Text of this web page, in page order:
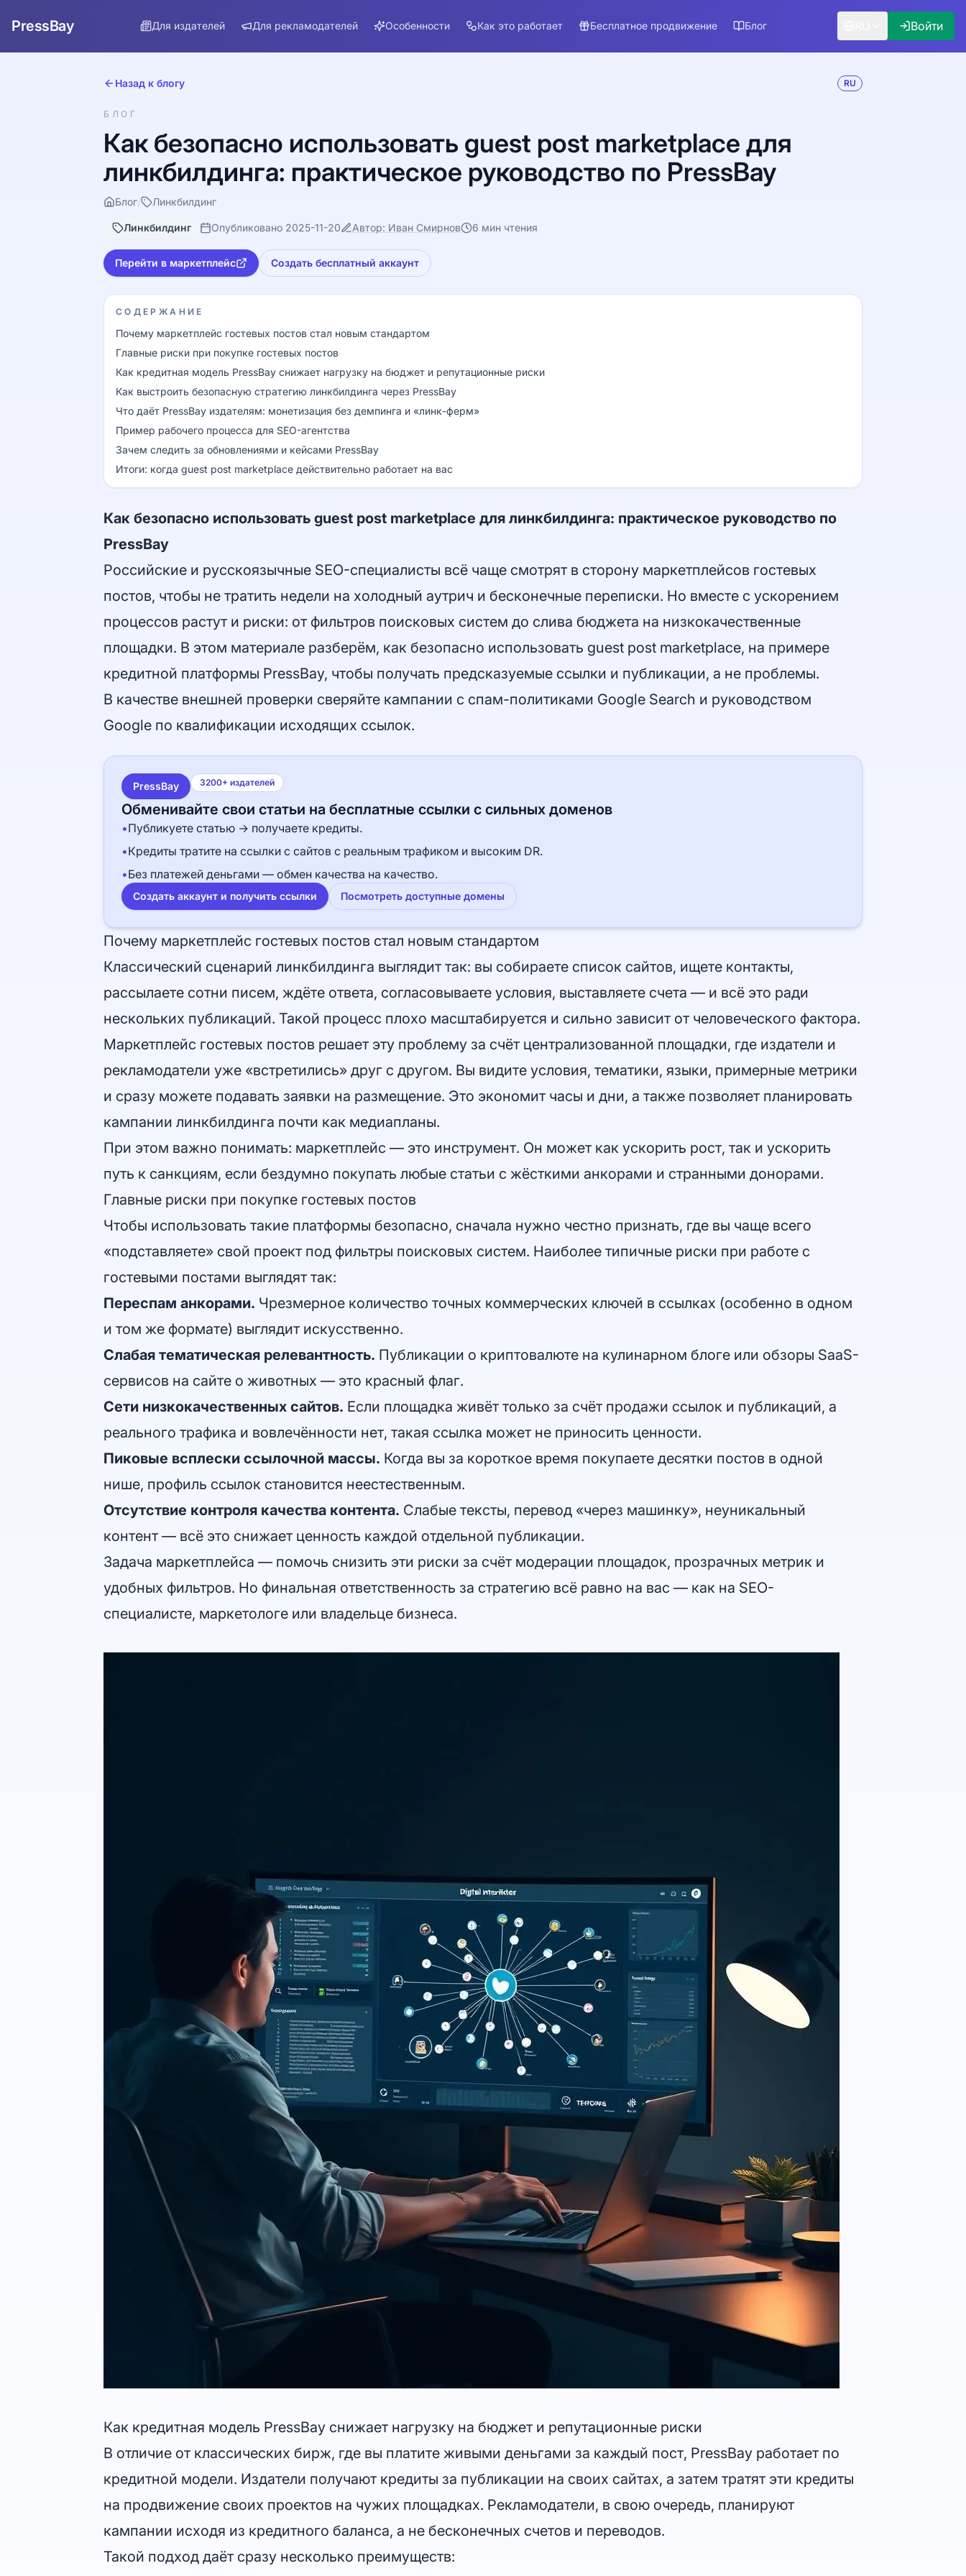
PressBay Для издателей Для рекламодателей Особенности Как это работает Бесплатное продвижение Блог Войти
Назад к блогу RU
БЛОГ
Как безопасно использовать guest post marketplace для
линкбилдинга: практическое руководство по PressBay
Блог/ Линкбилдинг
Линкбилдинг Опубликовано 2025-11-20 Автор: Иван Смирнов 6 мин чтения
Перейти в маркетплейс Создать бесплатный аккаунт
СОДЕРЖАНИЕ
Почему маркетплейс гостевых постов стал новым стандартом
Главные риски при покупке гостевых постов
Как кредитная модель PressBay снижает нагрузку на бюджет и репутационные риски
Как выстроить безопасную стратегию линкбилдинга через PressBay
Что даёт PressBay издателям: монетизация без демпинга и «линк-ферм»
Пример рабочего процесса для SEO-агентства
Зачем следить за обновлениями и кейсами PressBay
Итоги: когда guest post marketplace действительно работает на вас
Как безопасно использовать guest post marketplace для линкбилдинга: практическое руководство по
PressBay
Российские и русскоязычные SEO-специалисты всё чаще смотрят в сторону маркетплейсов гостевых
постов, чтобы не тратить недели на холодный аутрич и бесконечные переписки. Но вместе с ускорением
процессов растут и риски: от фильтров поисковых систем до слива бюджета на низкокачественные
площадки. В этом материале разберём, как безопасно использовать guest post marketplace, на примере
кредитной платформы PressBay, чтобы получать предсказуемые ссылки и публикации, а не проблемы.
В качестве внешней проверки сверяйте кампании с спам-политиками Google Search и руководством
Google по квалификации исходящих ссылок.
PressBay 3200+ издателей
Обменивайте свои статьи на бесплатные ссылки с сильных доменов
•Публикуете статью → получаете кредиты.
•Кредиты тратите на ссылки с сайтов с реальным трафиком и высоким DR.
•Без платежей деньгами — обмен качества на качество.
Создать аккаунт и получить ссылки Посмотреть доступные домены
Почему маркетплейс гостевых постов стал новым стандартом
Классический сценарий линкбилдинга выглядит так: вы собираете список сайтов, ищете контакты,
рассылаете сотни писем, ждёте ответа, согласовываете условия, выставляете счета — и всё это ради
нескольких публикаций. Такой процесс плохо масштабируется и сильно зависит от человеческого фактора.
Маркетплейс гостевых постов решает эту проблему за счёт централизованной площадки, где издатели и
рекламодатели уже «встретились» друг с другом. Вы видите условия, тематики, языки, примерные метрики
и сразу можете подавать заявки на размещение. Это экономит часы и дни, а также позволяет планировать
кампании линкбилдинга почти как медиапланы.
При этом важно понимать: маркетплейс — это инструмент. Он может как ускорить рост, так и ускорить
путь к санкциям, если бездумно покупать любые статьи с жёсткими анкорами и странными донорами.
Главные риски при покупке гостевых постов
Чтобы использовать такие платформы безопасно, сначала нужно честно признать, где вы чаще всего
«подставляете» свой проект под фильтры поисковых систем. Наиболее типичные риски при работе с
гостевыми постами выглядят так:
Переспам анкорами. Чрезмерное количество точных коммерческих ключей в ссылках (особенно в одном
и том же формате) выглядит искусственно.
Слабая тематическая релевантность. Публикации о криптовалюте на кулинарном блоге или обзоры SaaS-
сервисов на сайте о животных — это красный флаг.
Сети низкокачественных сайтов. Если площадка живёт только за счёт продажи ссылок и публикаций, а
реального трафика и вовлечённости нет, такая ссылка может не приносить ценности.
Пиковые всплески ссылочной массы. Когда вы за короткое время покупаете десятки постов в одной
нише, профиль ссылок становится неестественным.
Отсутствие контроля качества контента. Слабые тексты, перевод «через машинку», неуникальный
контент — всё это снижает ценность каждой отдельной публикации.
Задача маркетплейса — помочь снизить эти риски за счёт модерации площадок, прозрачных метрик и
удобных фильтров. Но финальная ответственность за стратегию всё равно на вас — как на SEO-
специалисте, маркетологе или владельце бизнеса.
Как кредитная модель PressBay снижает нагрузку на бюджет и репутационные риски
В отличие от классических бирж, где вы платите живыми деньгами за каждый пост, PressBay работает по
кредитной модели. Издатели получают кредиты за публикации на своих сайтах, а затем тратят эти кредиты
на продвижение своих проектов на чужих площадках. Рекламодатели, в свою очередь, планируют
кампании исходя из кредитного баланса, а не бесконечных счетов и переводов.
Такой подход даёт сразу несколько преимуществ: